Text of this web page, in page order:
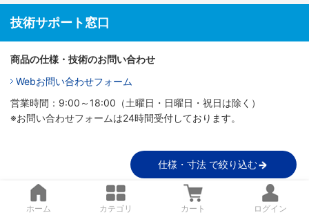
技術サポート窓口
商品の仕様・技術のお問い合わせ
Webお問い合わせフォーム
営業時間：9:00～18:00（土曜日・日曜日・祝日は除く）
※お問い合わせフォームは24時間受付しております。
仕様・寸法 で絞り込む
ホーム カテゴリ カート ログイン